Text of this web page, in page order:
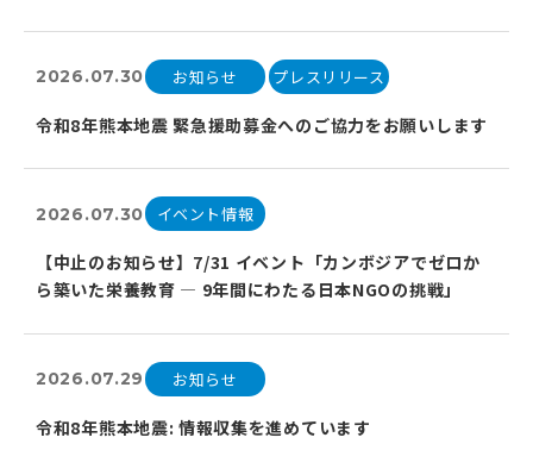
2026.07.30 お知らせ プレスリリース
令和8年熊本地震 緊急援助募金へのご協力をお願いします
2026.07.30 イベント情報
【中止のお知らせ】7/31 イベント「カンボジアでゼロか
ら築いた栄養教育 ― 9年間にわたる日本NGOの挑戦」
2026.07.29 お知らせ
令和8年熊本地震: 情報収集を進めています